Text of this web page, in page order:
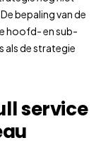
bepaling van de
hoofd- en sub-
de strategie
service